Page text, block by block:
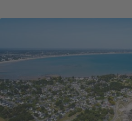
Image